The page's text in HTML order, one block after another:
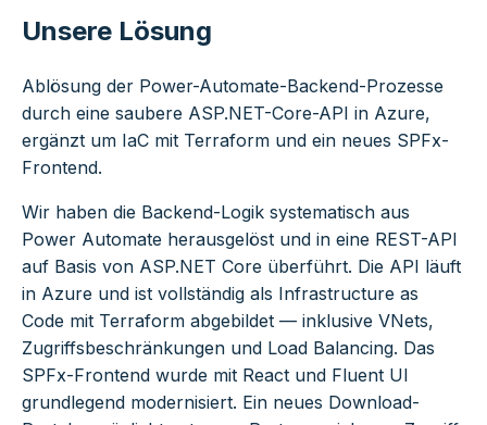
Unsere Lösung
Ablösung der Power-Automate-Backend-Prozesse
durch eine saubere ASP.NET-Core-API in Azure,
ergänzt um IaC mit Terraform und ein neues SPFx-
Frontend.
Wir haben die Backend-Logik systematisch aus
Power Automate herausgelöst und in eine REST-API
auf Basis von ASP.NET Core überführt. Die API läuft
in Azure und ist vollständig als Infrastructure as
Code mit Terraform abgebildet — inklusive VNets,
Zugriffsbeschränkungen und Load Balancing. Das
SPFx-Frontend wurde mit React und Fluent UI
grundlegend modernisiert. Ein neues Download-